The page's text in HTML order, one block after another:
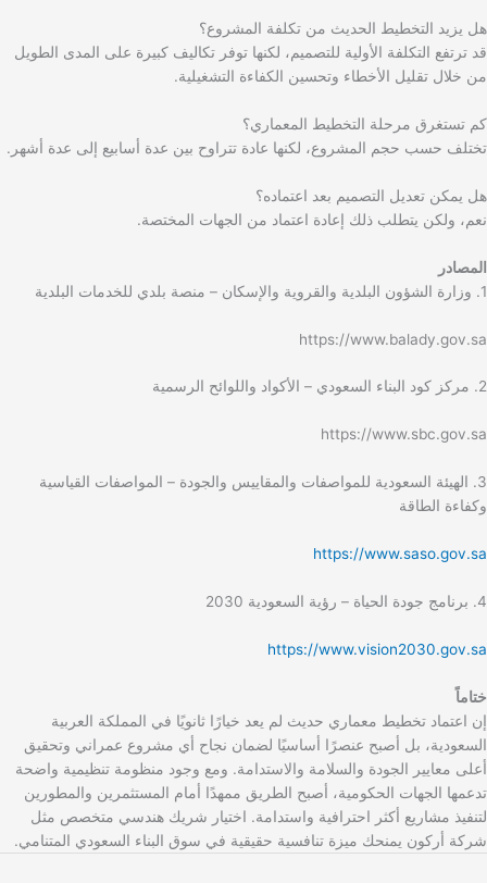
هل يزيد التخطيط الحديث من تكلفة المشروع؟
قد ترتفع التكلفة الأولية للتصميم، لكنها توفر تكاليف كبيرة على المدى الطويل
من خلال تقليل الأخطاء وتحسين الكفاءة التشغيلية.
كم تستغرق مرحلة التخطيط المعماري؟
تختلف حسب حجم المشروع، لكنها عادة تتراوح بين عدة أسابيع إلى عدة أشهر.
هل يمكن تعديل التصميم بعد اعتماده؟
نعم، ولكن يتطلب ذلك إعادة اعتماد من الجهات المختصة.
المصادر
1. وزارة الشؤون البلدية والقروية والإسكان – منصة بلدي للخدمات البلدية
https://www.balady.gov.sa
2. مركز كود البناء السعودي – الأكواد واللوائح الرسمية
https://www.sbc.gov.sa
3. الهيئة السعودية للمواصفات والمقاييس والجودة – المواصفات القياسية
وكفاءة الطاقة
https://www.saso.gov.sa
4. برنامج جودة الحياة – رؤية السعودية 2030
https://www.vision2030.gov.sa
ختاماً
إن اعتماد تخطيط معماري حديث لم يعد خيارًا ثانويًا في المملكة العربية
السعودية، بل أصبح عنصرًا أساسيًا لضمان نجاح أي مشروع عمراني وتحقيق
أعلى معايير الجودة والسلامة والاستدامة. ومع وجود منظومة تنظيمية واضحة
تدعمها الجهات الحكومية، أصبح الطريق ممهدًا أمام المستثمرين والمطورين
لتنفيذ مشاريع أكثر احترافية واستدامة. اختيار شريك هندسي متخصص مثل
شركة أركون يمنحك ميزة تنافسية حقيقية في سوق البناء السعودي المتنامي.